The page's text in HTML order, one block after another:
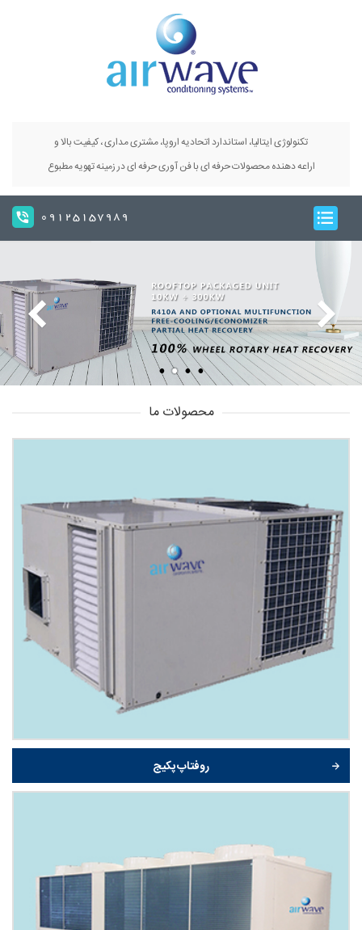
تکنولوژی ایتالیا، استاندارد اتحادیه اروپا، مشتری مداری ، کیفیت بالا و
اراعه دهنده محصولات حرفه ای با فن آوری حرفه ای در زمینه تهویه مطبوع
09125157989
محصولات ما
روفتاپ پکیج